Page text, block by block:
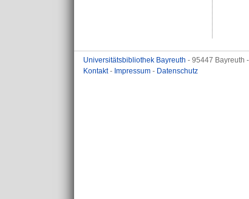
Universitätsbibliothek Bayreuth - 95447 Bayreuth
Kontakt- Impressum - Datenschutz